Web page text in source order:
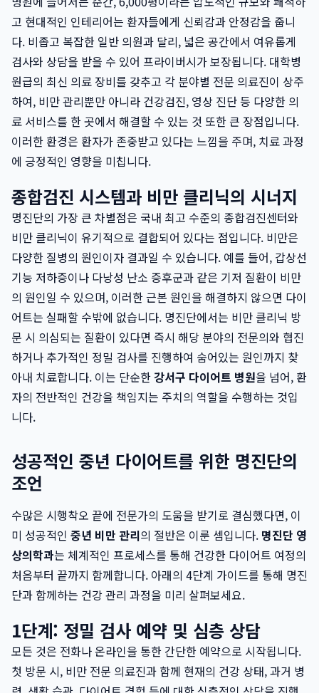
고 현대적인 인테리어는 환자들에게 신뢰감과 안정감을 줍니
다. 비좁고 복잡한 일반 의원과 달리, 넓은 공간에서 여유롭게
검사와 상담을 받을 수 있어 프라이버시가 보장됩니다. 대학병
원급의 최신 의료 장비를 갖추고 각 분야별 전문 의료진이 상주
하여, 비만 관리뿐만 아니라 건강검진, 영상 진단 등 다양한 의
료 서비스를 한 곳에서 해결할 수 있는 것 또한 큰 장점입니다.
이러한 환경은 환자가 존중받고 있다는 느낌을 주며, 치료 과정
에 긍정적인 영향을 미칩니다.
종합검진 시스템과 비만 클리닉의 시너지
명진단의 가장 큰 차별점은 국내 최고 수준의 종합검진센터와
비만 클리닉이 유기적으로 결합되어 있다는 점입니다. 비만은
다양한 질병의 원인이자 결과일 수 있습니다. 예를 들어, 갑상선
기능 저하증이나 다낭성 난소 증후군과 같은 기저 질환이 비만
의 원인일 수 있으며, 이러한 근본 원인을 해결하지 않으면 다이
어트는 실패할 수밖에 없습니다. 명진단에서는 비만 클리닉 방
문 시 의심되는 질환이 있다면 즉시 해당 분야의 전문의와 협진
하거나 추가적인 정밀 검사를 진행하여 숨어있는 원인까지 찾
아내 치료합니다. 이는 단순한강서구 다이어트 병원을 넘어, 환
자의 전반적인 건강을 책임지는 주치의 역할을 수행하는 것입
니다.
성공적인 중년 다이어트를 위한 명진단의
조언
수많은 시행착오 끝에 전문가의 도움을 받기로 결심했다면, 이
미 성공적인 중년 비만 관리의 절반은 이룬 셈입니다. 명진단 영
상의학과는 체계적인 프로세스를 통해 건강한 다이어트 여정의
처음부터 끝까지 함께합니다. 아래의 4단계 가이드를 통해 명진
단과 함께하는 건강 관리 과정을 미리 살펴보세요.
1단계: 정밀 검사 예약 및 심층 상담
모든 것은 전화나 온라인을 통한 간단한 예약으로 시작됩니다.
첫 방문 시, 비만 전문 의료진과 함께 현재의 건강 상태, 과거 병